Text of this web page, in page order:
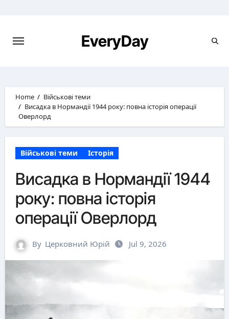
EveryDay
Home
Військові теми
Висадка в Нормандії 1944 року: повна історія операції
Оверлорд
Військові теми Історія
Висадка в Нормандії 1944
року: повна історія
операції Оверлорд
By Церковний Юрій Jul 9, 2026